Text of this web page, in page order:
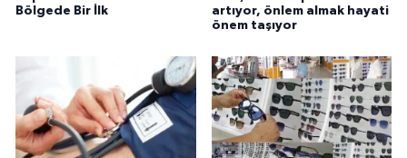
Bölgede Bir İlk
artıyor, önlem almak hayati
önem taşıyor